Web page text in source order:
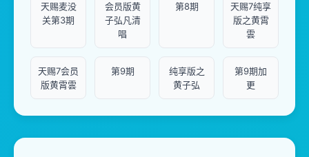
天赐麦没
关第3期
会员版黄
子弘凡清
唱
第8期
天赐7纯享
版之黄霄
雲
天赐7会员
版黄霄雲
第9期
纯享版之
黄子弘
第9期加
更